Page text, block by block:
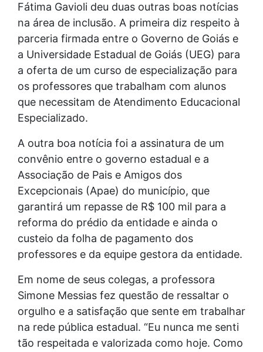
Fátima Gavioli deu duas outras boas notícias
na área de inclusão. A primeira diz respeito à
parceria firmada entre o Governo de Goiás e
a Universidade Estadual de Goiás (UEG) para
a oferta de um curso de especialização para
os professores que trabalham com alunos
que necessitam de Atendimento Educacional
Especializado.
A outra boa notícia foi a assinatura de um
convênio entre o governo estadual e a
Associação de Pais e Amigos dos
Excepcionais (Apae) do município, que
garantirá um repasse de R$ 100 mil para a
reforma do prédio da entidade e ainda o
custeio da folha de pagamento dos
professores e da equipe gestora da entidade.
Em nome de seus colegas, a professora
Simone Messias fez questão de ressaltar o
orgulho e a satisfação que sente em trabalhar
na rede pública estadual. “Eu nunca me senti
tão respeitada e valorizada como hoje. Como